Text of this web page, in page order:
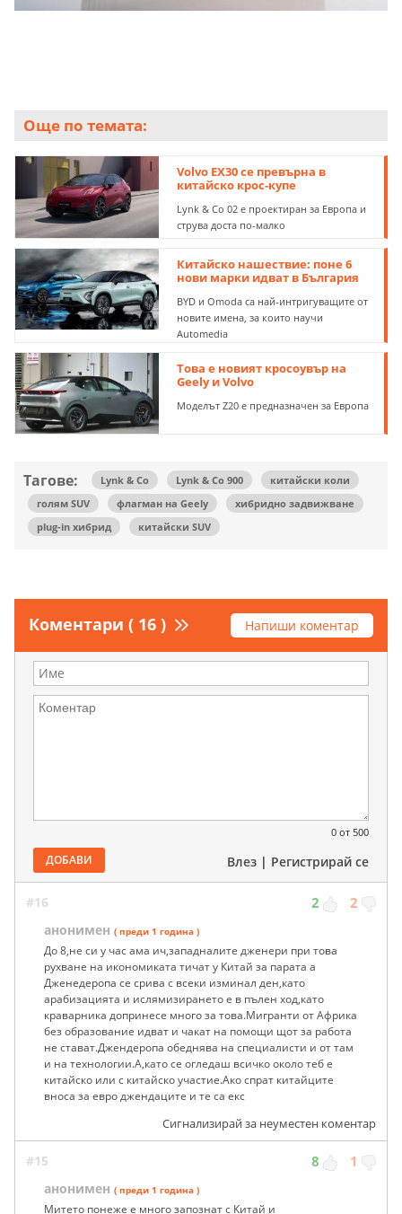
Още по темата:
Volvo EX30 се превърна в
китайско крос-купе
Lynk & Co 02 е проектиран за Европа и
струва доста по-малко
Китайско нашествие: поне 6
нови марки идват в България
BYD и Omoda са най-интригуващите от
новите имена, за които научи
Automedia
Това е новият кросоувър на
Geely и Volvo
Моделът Z20 е предназначен за Европа
Тагове: Lynk & Co Lynk & Co 900
китайски коли
голям SUV
флагман на Geely
хибридно задвижване
plug-in хибрид
китайски SUV
Коментари ( 16 ) Напиши коментар
0 от 500
ДОБАВИ Влез | Регистрирай се
#16 2 2
анонимен ( преди 1 година )
До 8,не си у час ама ич,западналите дженери при това
рухване на икономиката тичат у Китай за парата а
Дженедеропа се срива с всеки изминал ден,като
арабизацията и ислямизирането е в пълен ход,като
краварника допринесе много за това.Мигранти от Африка
без образование идват и чакат на помощи щот за работа
не стават.Джендеропа обеднява на специалисти и от там
и на технологии.А,като се огледаш всичко около теб е
китайско или с китайско участие.Ако спрат китайците
вноса за евро джендаците и те са екс
Сигнализирай за неуместен коментар
#15 8 1
анонимен ( преди 1 година )
Митето понеже е много запознат с Китай и